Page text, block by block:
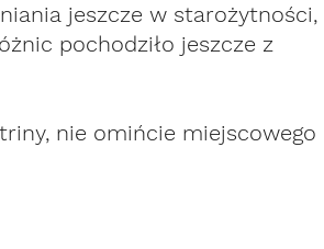
jeszcze w starożytności,
pochodziło jeszcze z
nie omińcie miejscowego